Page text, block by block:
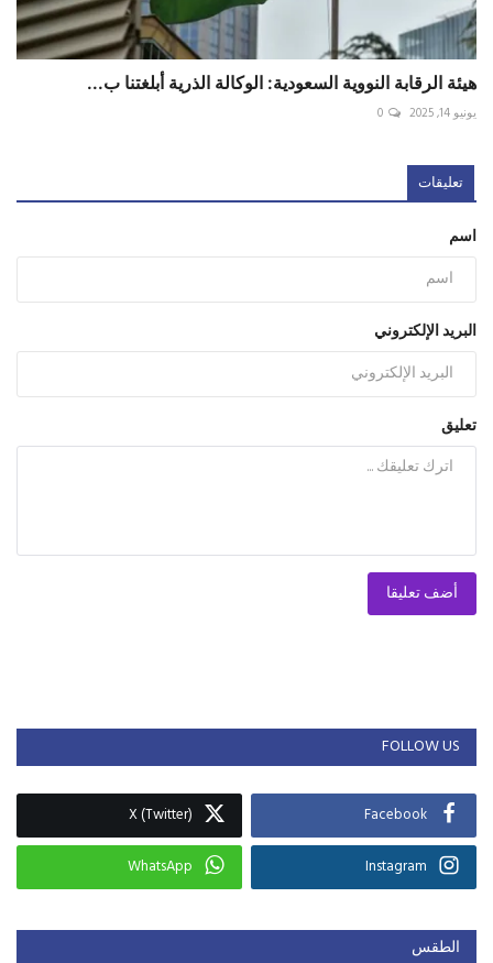
هيئة الرقابة النووية السعودية: الوكالة الذرية أبلغتنا ب...
يونيو 14, 2025 0
تعليقات
اسم
البريد الإلكتروني
تعليق
أضف تعليقا
FOLLOW US
Facebook
X (Twitter)
Instagram
WhatsApp
الطقس